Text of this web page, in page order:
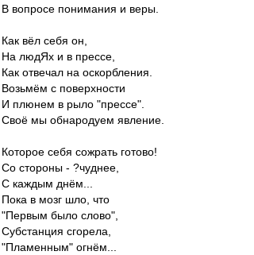
В вопросе понимания и веры.
Как вёл себя он,
На людЯх и в прессе,
Как отвечал на оскорбления.
Возьмём с поверхности
И плюнем в рыло "прессе".
Своё мы обнародуем явление.
Которое себя сожрать готово!
Со стороны - ?чуднее,
С каждым днём...
Пока в мозг шло, что
"Первым было слово",
Субстанция сгорела,
"Пламенным" огнём...